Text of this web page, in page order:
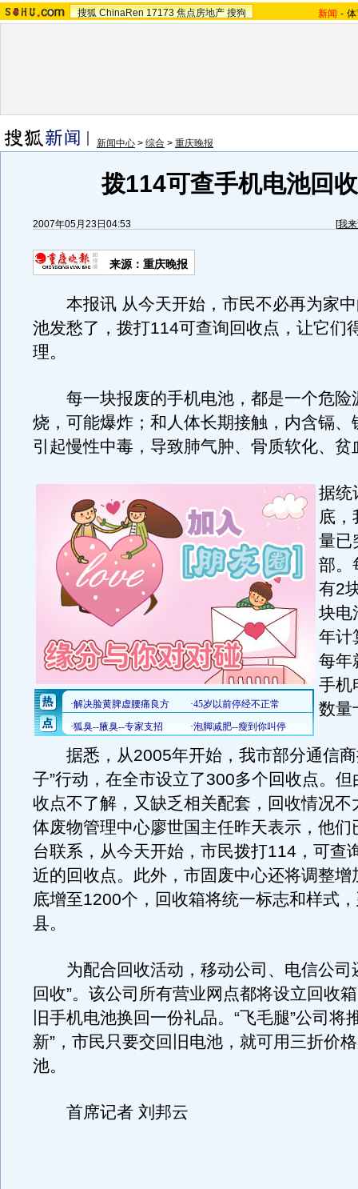
搜狐 ChinaRen 17173 焦点房地产 搜狗 新闻 -
新闻中心 > 综合 > 重庆晚报
拨114可查手机电池回
2007年05月23日04:53 [我
来源：重庆晚报
本报讯 从今天开始，市民不必再为家中
池发愁了，拨打114可查询回收点，让它们
理。
每一块报废的手机电池，都是一个危
烧，可能爆炸；和人体长期接触，内含镉、
引起慢性中毒，导致肺气肿、骨质软化、贫
据统
底，
量已
部。
有2
块电
年计
每年
手机
数量
据悉，从2005年开始，我市部分通信商
子”行动，在全市设立了300多个回收点。
收点不了解，又缺乏相关配套，回收情况不
体废物管理中心廖世国主任昨天表示，他们
台联系，从今天开始，市民拨打114，可查
近的回收点。此外，市固废中心还将调整增
底增至1200个，回收箱将统一标志和样式
县。
为配合回收活动，移动公司、电信公司
回收”。该公司所有营业网点都将设立回收
旧手机电池换回一份礼品。“飞毛腿”公司将
新”，市民只要交回旧电池，就可用三折价
池。
首席记者 刘邦云